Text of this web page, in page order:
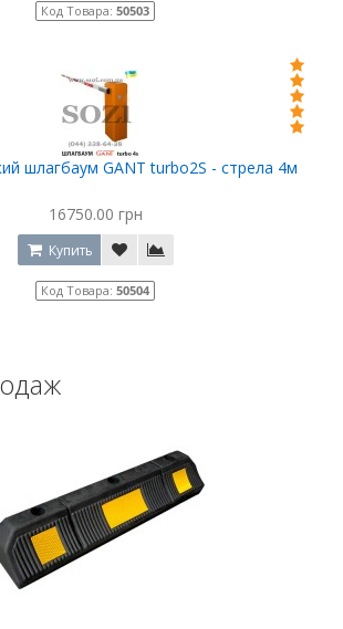
Код Товара: 50503
шлагбаум GANT turbo2S - стрела 4м
16750.00 грн
Купить
Код Товара: 50504